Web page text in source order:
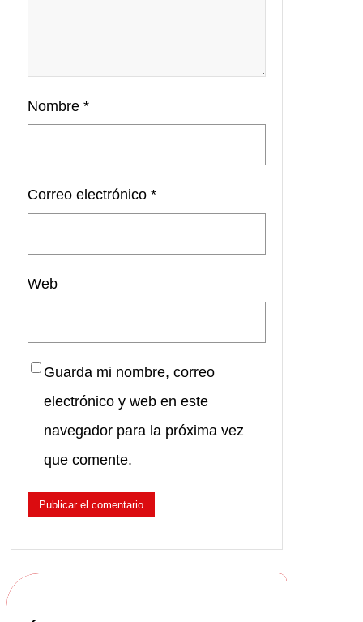
Nombre *
Correo electrónico *
Web
Guarda mi nombre, correo
electrónico y web en este
navegador para la próxima vez
que comente.